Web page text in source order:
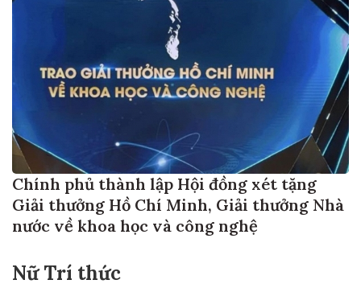
Chính phủ thành lập Hội đồng xét tặng
Giải thưởng Hồ Chí Minh, Giải thưởng Nhà
nước về khoa học và công nghệ
Nữ Trí thức